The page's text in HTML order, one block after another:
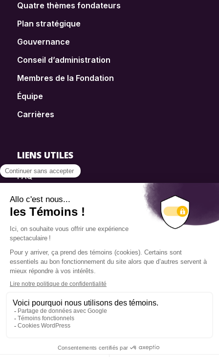
Quatre thèmes fondateurs
Plan stratégique
Gouvernance
Conseil d’administration
Membres de la Fondation
Équipe
Carrières
LIENS UTILES
FAQ
SmartSimple
Dons
Contact
Info source
Politique de confidentialité